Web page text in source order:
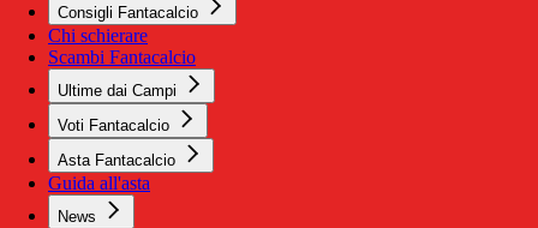
Consigli Fantacalcio
Chi schierare
Scambi Fantacalcio
Ultime dai Campi
Voti Fantacalcio
Asta Fantacalcio
Guida all'asta
News